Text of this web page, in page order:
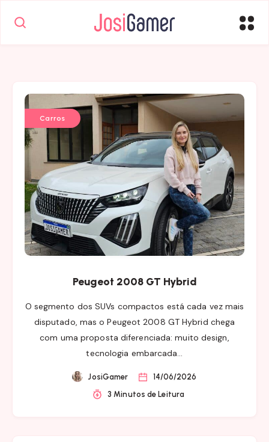
Carros
Peugeot 2008 GT Hybrid
O segmento dos SUVs compactos está cada vez mais
disputado, mas o Peugeot 2008 GT Hybrid chega
com uma proposta diferenciada: muito design,
tecnologia embarcada…
JosiGamer
14/06/2026
3 Minutos de Leitura